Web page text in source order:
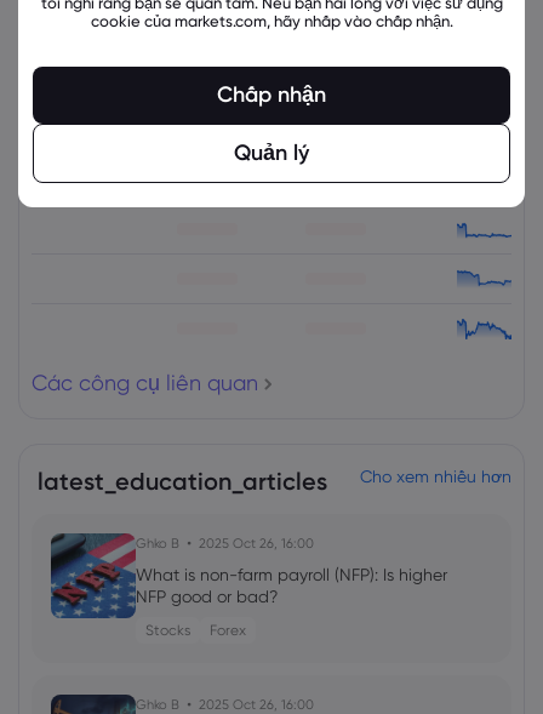
Các công cụ liên quan
Các công cụ liên quan
latest_education_articles Cho xem nhiều hơn
Ghko B 2025 Oct 26, 16:00
What is non-farm payroll (NFP): Is higher
NFP good or bad?
Stocks Forex
Ghko B 2025 Oct 26, 16:00
cookie của markets.com, hãy nhấp vào chấp nhận.
Chấp nhận
Quản lý